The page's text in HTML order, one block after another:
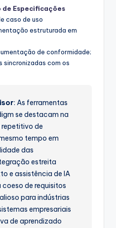
de Especificações
caso de uso
estruturada em
de conformidade;
com os
: As ferramentas
se destacam na
de
tempo em
das
estreita
e assistência de IA
de requisitos
para indústrias
empresariais
de aprendizado